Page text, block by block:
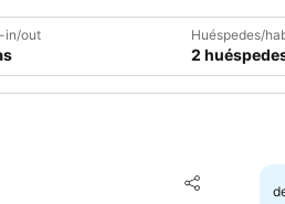
in/out Huéspedes/
2
Compartir